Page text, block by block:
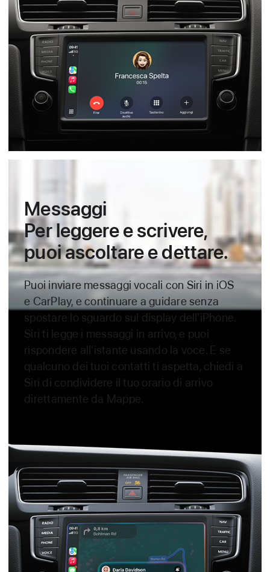
Messaggi
Per leggere e scrivere,
puoi ascoltare e dettare.
Puoi inviare messaggi vocali con Siri in iOS
e CarPlay, e continuare a guidare senza
spostare lo sguardo sul display dell’iPhone.
Siri ti legge i messaggi in arrivo, e puoi
rispondere all’istante usando la voce. E se
qualcuno dei tuoi contatti ti aspetta, chiedi a
Siri di condividere il tuo orario di arrivo
direttamente da Mappe.